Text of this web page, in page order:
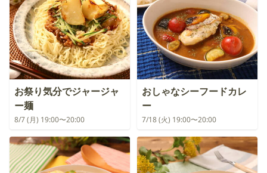
お祭り気分でジャージャ
ー麺
8/7 (月) 19:00〜20:00
おしゃなシーフードカレ
ー
7/18 (火) 19:00〜20:00